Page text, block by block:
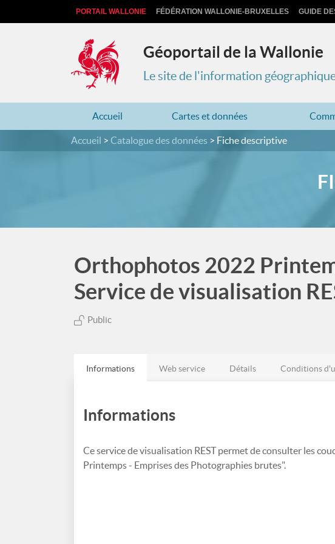
PORTAIL WALLONIE FÉDÉRATION WALLONIE-BRUXELLES GUIDE
Géoportail de la Wallonie
Le site de l'information
Accueil Cartes et données
Accueil Catalogue des données Fiche descriptive
Orthophotos 2022
Service de visualisation
Public
Informations Web service Détails Conditions
Informations
Ce service de visualisation REST permet de consulter les
Printemps - Emprises des Photographies brutes".